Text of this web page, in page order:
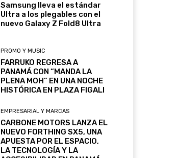
Samsung lleva el estándar
Ultra a los plegables con el
nuevo Galaxy Z Fold8 Ultra
PROMO Y MUSIC
FARRUKO REGRESA A
PANAMÁ CON “MANDA LA
PLENA MOH” EN UNA NOCHE
HISTÓRICA EN PLAZA FIGALI
EMPRESARIAL Y MARCAS
CARBONE MOTORS LANZA EL
NUEVO FORTHING SX5, UNA
APUESTA POR EL ESPACIO,
LA TECNOLOGÍA Y LA